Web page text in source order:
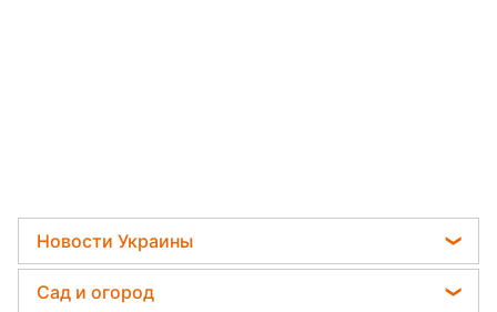
Новости Украины
Телеграм новости Украины
Сад и огород